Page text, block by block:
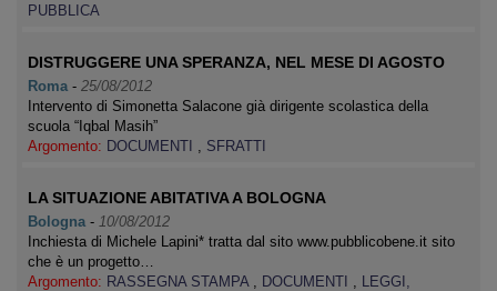
PUBBLICA
DISTRUGGERE UNA SPERANZA, NEL MESE DI AGOSTO
Roma - 25/08/2012
Intervento di Simonetta Salacone già dirigente scolastica della
scuola “Iqbal Masih”
Argomento: DOCUMENTI , SFRATTI
LA SITUAZIONE ABITATIVA A BOLOGNA
Bologna - 10/08/2012
Inchiesta di Michele Lapini* tratta dal sito www.pubblicobene.it sito
che è un progetto…
Argomento: RASSEGNA STAMPA , DOCUMENTI , LEGGI,